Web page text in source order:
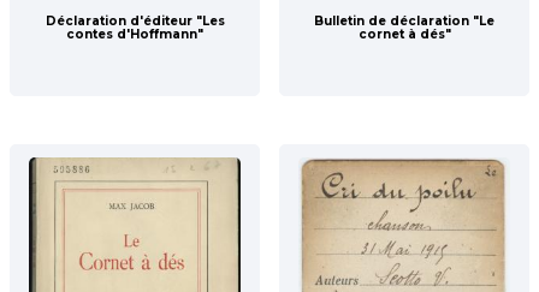
Déclaration d'éditeur "Les
contes d'Hoffmann"
Bulletin de déclaration "Le
cornet à dés"